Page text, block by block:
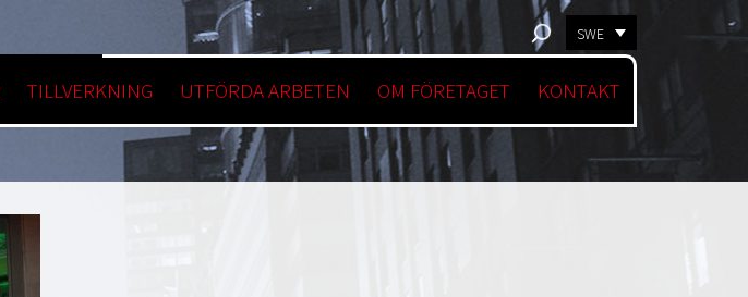
SWE
TILLVERKNING UTFÖRDA ARBETEN OM FÖRETAGET KONTAKT